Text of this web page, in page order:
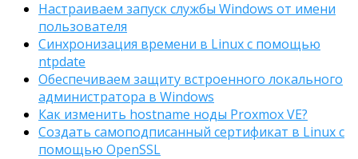
Настраиваем запуск службы Windows от имени
пользователя
Синхронизация времени в Linux с помощью
ntpdate
Обеспечиваем защиту встроенного локального
администратора в Windows
Как изменить hostname ноды Proxmox VE?
Создать самоподписанный сертификат в Linux с
помощью OpenSSL